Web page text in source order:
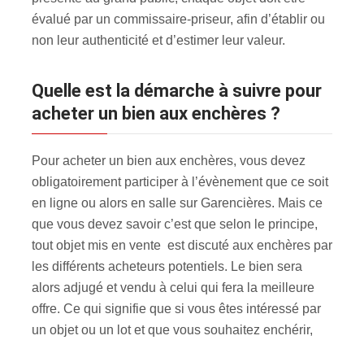
évalué par un commissaire-priseur, afin d’établir ou
non leur authenticité et d’estimer leur valeur.
Quelle est la démarche à suivre pour
acheter un bien aux enchères ?
Pour acheter un bien aux enchères, vous devez
obligatoirement participer à l’évènement que ce soit
en ligne ou alors en salle sur Garencières. Mais ce
que vous devez savoir c’est que selon le principe,
tout objet mis en vente est discuté aux enchères par
les différents acheteurs potentiels. Le bien sera
alors adjugé et vendu à celui qui fera la meilleure
offre. Ce qui signifie que si vous êtes intéressé par
un objet ou un lot et que vous souhaitez enchérir,